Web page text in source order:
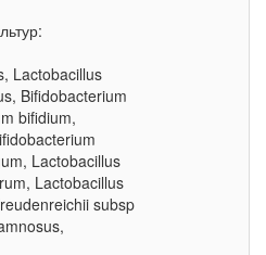
Lactobacillus
Bifidobacterium
bifidium,
Lactobacillus
Lactobacillus
subsp